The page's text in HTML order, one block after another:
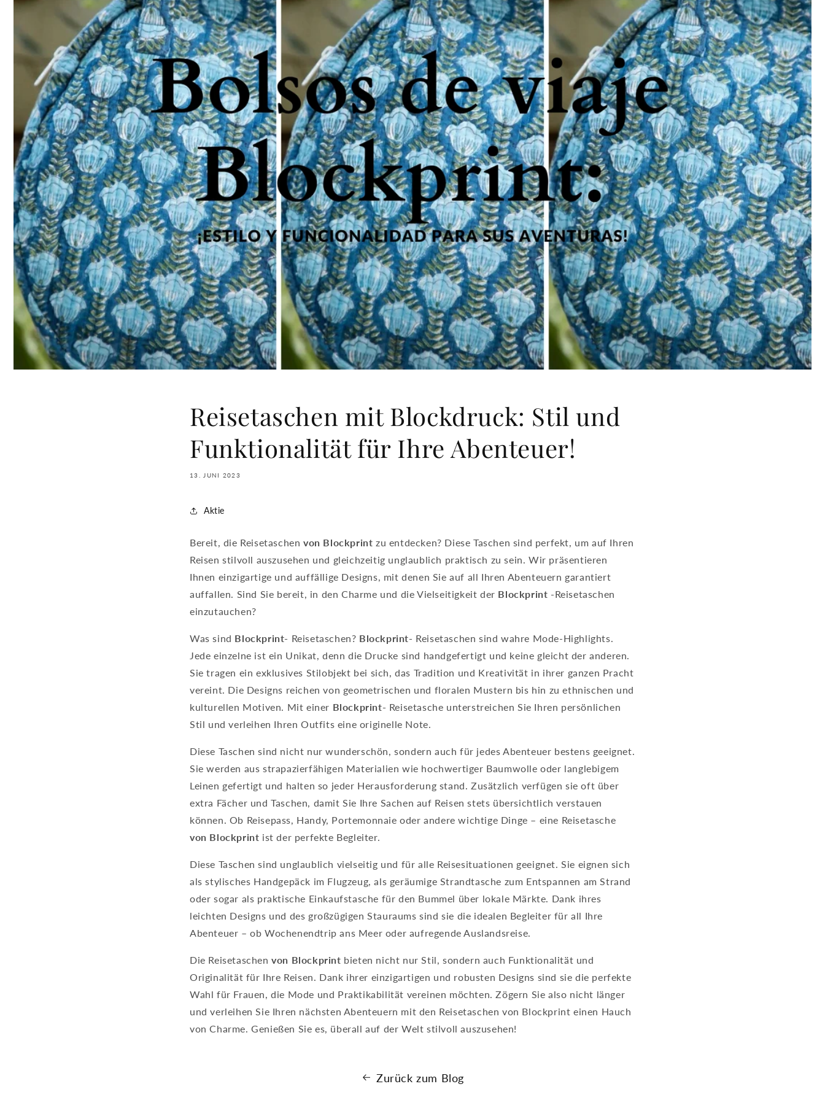
Reisetaschen mit Blockdruck: Stil und
Funktionalität für Ihre Abenteuer!
13. JUNI 2023
Aktie
Bereit, die Reisetaschen von Blockprint zu entdecken? Diese Taschen sind perfekt, um auf Ihren
Reisen stilvoll auszusehen und gleichzeitig unglaublich praktisch zu sein. Wir präsentieren
Ihnen einzigartige und auffällige Designs, mit denen Sie auf all Ihren Abenteuern garantiert
auffallen. Sind Sie bereit, in den Charme und die Vielseitigkeit der Blockprint -Reisetaschen
einzutauchen?
Was sind Blockprint- Reisetaschen? Blockprint- Reisetaschen sind wahre Mode-Highlights.
Jede einzelne ist ein Unikat, denn die Drucke sind handgefertigt und keine gleicht der anderen.
Sie tragen ein exklusives Stilobjekt bei sich, das Tradition und Kreativität in ihrer ganzen Pracht
vereint. Die Designs reichen von geometrischen und floralen Mustern bis hin zu ethnischen und
kulturellen Motiven. Mit einer Blockprint- Reisetasche unterstreichen Sie Ihren persönlichen
Stil und verleihen Ihren Outfits eine originelle Note.
Diese Taschen sind nicht nur wunderschön, sondern auch für jedes Abenteuer bestens geeignet.
Sie werden aus strapazierfähigen Materialien wie hochwertiger Baumwolle oder langlebigem
Leinen gefertigt und halten so jeder Herausforderung stand. Zusätzlich verfügen sie oft über
extra Fächer und Taschen, damit Sie Ihre Sachen auf Reisen stets übersichtlich verstauen
können. Ob Reisepass, Handy, Portemonnaie oder andere wichtige Dinge – eine Reisetasche
von Blockprint ist der perfekte Begleiter.
Diese Taschen sind unglaublich vielseitig und für alle Reisesituationen geeignet. Sie eignen sich
als stylisches Handgepäck im Flugzeug, als geräumige Strandtasche zum Entspannen am Strand
oder sogar als praktische Einkaufstasche für den Bummel über lokale Märkte. Dank ihres
leichten Designs und des großzügigen Stauraums sind sie die idealen Begleiter für all Ihre
Abenteuer – ob Wochenendtrip ans Meer oder aufregende Auslandsreise.
Die Reisetaschenvon Blockprint bieten nicht nur Stil, sondern auch Funktionalität und
Originalität für Ihre Reisen. Dank ihrer einzigartigen und robusten Designs sind sie die perfekte
Wahl für Frauen, die Mode und Praktikabilität vereinen möchten. Zögern Sie also nicht länger
und verleihen Sie Ihren nächsten Abenteuern mit den Reisetaschen von Blockprint einen Hauch
von Charme. Genießen Sie es, überall auf der Welt stilvoll auszusehen!
Zurück zum Blog